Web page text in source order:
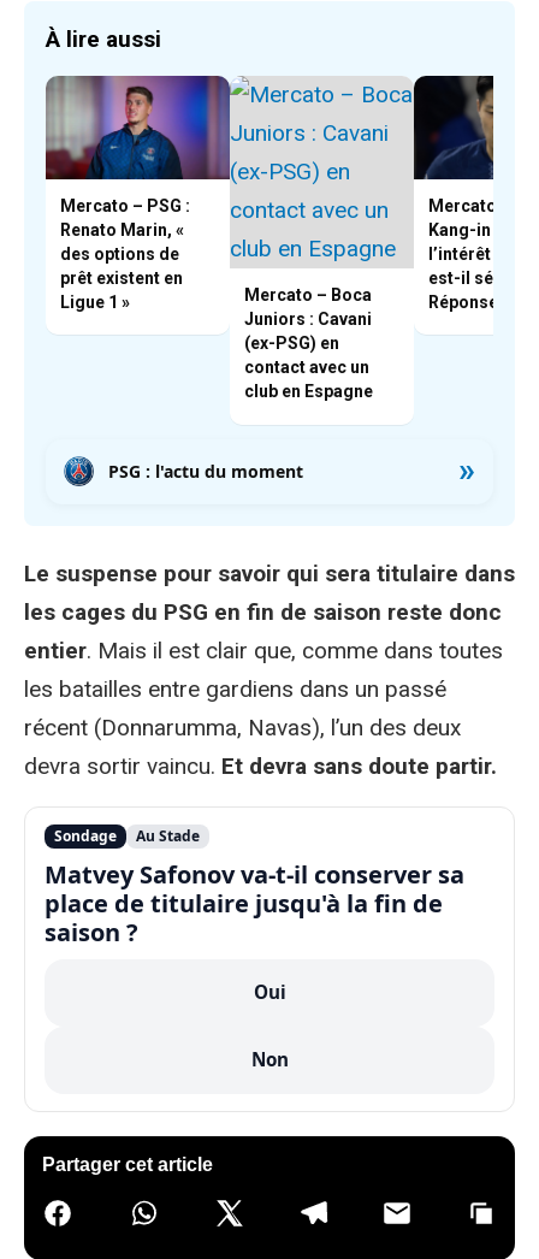
À lire aussi
Mercato – PSG :
Renato Marin, «
des options de
prêt existent en
Ligue 1 »
Mercato – Boca
Juniors : Cavani
(ex-PSG) en
contact avec un
club en Espagne
Mercato –
Kang-in Lee,
l’intérêt du
est-il sérieux
Réponse
PSG : l'actu du moment »
Le suspense pour savoir qui sera titulaire dans
les cages du PSG en fin de saison reste donc
entier. Mais il est clair que, comme dans toutes
les batailles entre gardiens dans un passé
récent (Donnarumma, Navas), l’un des deux
devra sortir vaincu. Et devra sans doute partir.
Sondage Au Stade
Matvey Safonov va-t-il conserver sa
place de titulaire jusqu'à la fin de
saison ?
Oui
Non
Partager cet article